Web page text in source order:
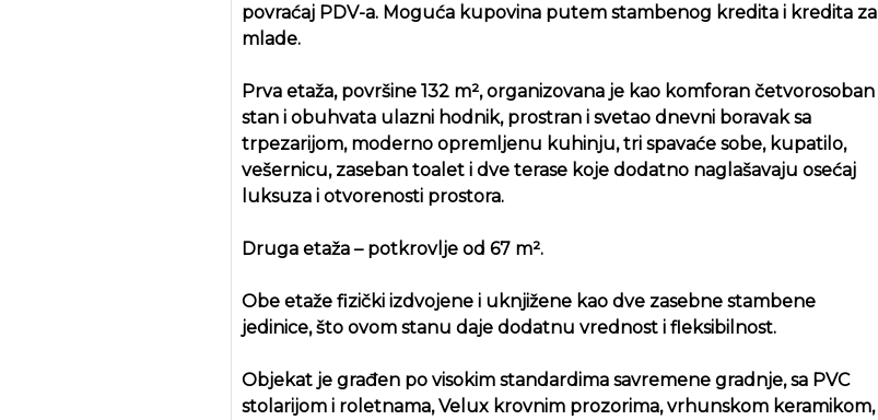
povraćaj PDV-a. Moguća kupovina putem stambenog kredita i kredita za
mlade.
Prva etaža, površine 132 m², organizovana je kao komforan četvorosoban
stan i obuhvata ulazni hodnik, prostran i svetao dnevni boravak sa
trpezarijom, moderno opremljenu kuhinju, tri spavaće sobe, kupatilo,
vešernicu, zaseban toalet i dve terase koje dodatno naglašavaju osećaj
luksuza i otvorenosti prostora.
Druga etaža – potkrovlje od 67 m².
Obe etaže fizički izdvojene i uknjižene kao dve zasebne stambene
jedinice, što ovom stanu daje dodatnu vrednost i fleksibilnost.
Objekat je građen po visokim standardima savremene gradnje, sa PVC
stolarijom i roletnama, Velux krovnim prozorima, vrhunskom keramikom,